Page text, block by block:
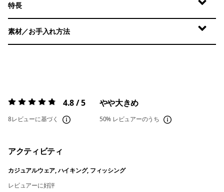
特長
素材／お手入れ方法
評価:4.8 / 5 4.8 / 5
8レビューに基づく
やや大きめ
50% レビュアーのうち
アクティビティ
カジュアルウェア, ハイキング, フィッシング
レビュアーに好評